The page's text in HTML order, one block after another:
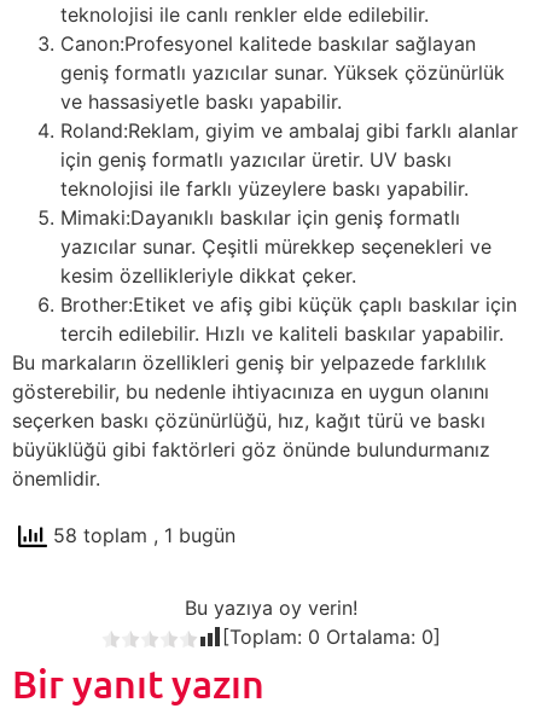
teknolojisi ile canlı renkler elde edilebilir.
Canon:Profesyonel kalitede baskılar sağlayan
geniş formatlı yazıcılar sunar. Yüksek çözünürlük
ve hassasiyetle baskı yapabilir.
Roland:Reklam, giyim ve ambalaj gibi farklı alanlar
için geniş formatlı yazıcılar üretir. UV baskı
teknolojisi ile farklı yüzeylere baskı yapabilir.
Mimaki:Dayanıklı baskılar için geniş formatlı
yazıcılar sunar. Çeşitli mürekkep seçenekleri ve
kesim özellikleriyle dikkat çeker.
Brother:Etiket ve afiş gibi küçük çaplı baskılar için
tercih edilebilir. Hızlı ve kaliteli baskılar yapabilir.
Bu markaların özellikleri geniş bir yelpazede farklılık
gösterebilir, bu nedenle ihtiyacınıza en uygun olanını
seçerken baskı çözünürlüğü, hız, kağıt türü ve baskı
büyüklüğü gibi faktörleri göz önünde bulundurmanız
önemlidir.
58 toplam , 1 bugün
Bu yazıya oy verin!
[Toplam: 0 Ortalama: 0]
Bir yanıt yazın